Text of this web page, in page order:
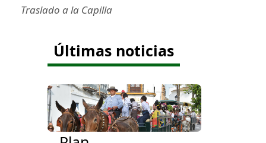
Traslado a la Capilla
Últimas noticias